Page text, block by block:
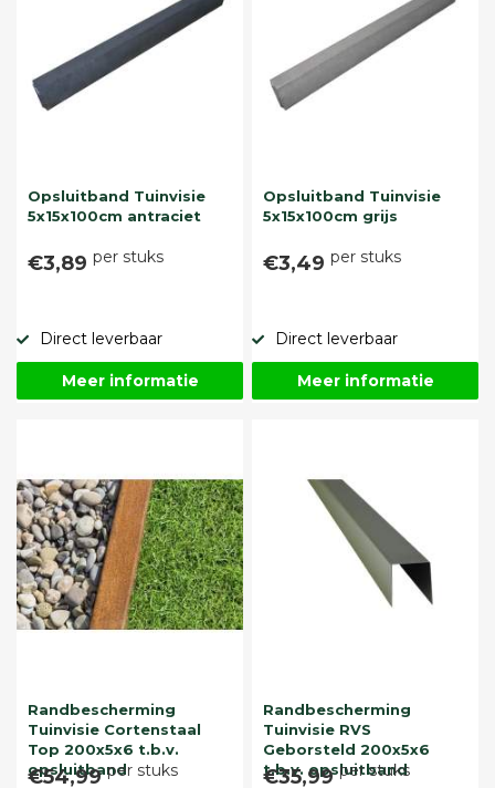
Opsluitband Tuinvisie
5x15x100cm antraciet
€3,89 per stuks
Direct leverbaar
Meer informatie
Opsluitband Tuinvisie
5x15x100cm grijs
€3,49 per stuks
Direct leverbaar
Meer informatie
Randbescherming
Tuinvisie Cortenstaal
Top 200x5x6 t.b.v.
opsluitband
€54,99per stuks
Randbescherming
Tuinvisie RVS
Geborsteld 200x5x6
t.b.v. opsluitband
€35,99per stuks